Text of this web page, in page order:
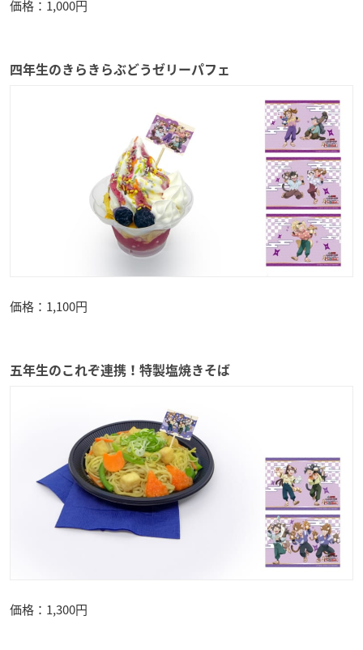
価格：1,000円
四年生のきらきらぶどうゼリーパフェ
価格：1,100円
五年生のこれぞ連携！特製塩焼きそば
価格：1,300円